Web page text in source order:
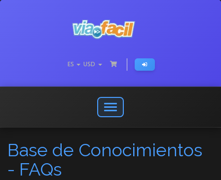
ES USD
Abrir
o
menú
de
Base de Conocimientos
- FAQs